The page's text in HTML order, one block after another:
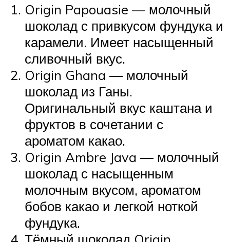
Origin Papouasie — молочный
шоколад с привкусом фундука и
карамели. Имеет насыщенный
сливочный вкус.
Origin Ghana — молочный
шоколад из Ганы.
Оригинальный вкус каштана и
фруктов в сочетании с
ароматом какао.
Origin Ambre Java — молочный
шоколад с насыщенным
молочным вкусом, ароматом
бобов какао и легкой ноткой
фундука.